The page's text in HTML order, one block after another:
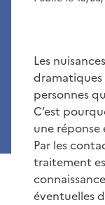
Les
personnes
C’est
une réponse
Par les
traitement
éventuelles